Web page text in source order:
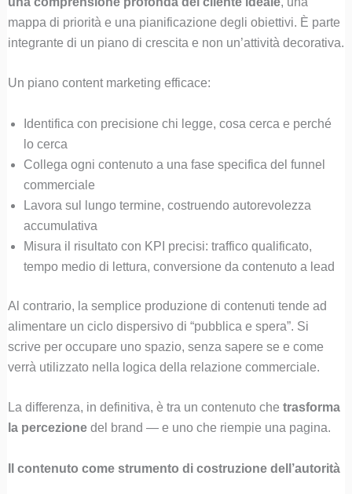
mappa di priorità e una pianificazione degli obiettivi. È parte
integrante di un piano di crescita e non un’attività decorativa.
Un piano content marketing efficace:
Identifica con precisione chi legge, cosa cerca e perché
lo cerca
Collega ogni contenuto a una fase specifica del funnel
commerciale
Lavora sul lungo termine, costruendo autorevolezza
accumulativa
Misura il risultato con KPI precisi: traffico qualificato,
tempo medio di lettura, conversione da contenuto a lead
Al contrario, la semplice produzione di contenuti tende ad
alimentare un ciclo dispersivo di “pubblica e spera”. Si
scrive per occupare uno spazio, senza sapere se e come
verrà utilizzato nella logica della relazione commerciale.
La differenza, in definitiva, è tra un contenuto che trasforma
la percezionedel brand — e uno che riempie una pagina.
Il contenuto come strumento di costruzione dell’autorità